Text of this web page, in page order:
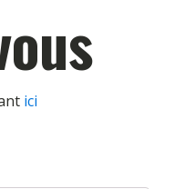
:Debout sur l’appareil, se
bas du corps de gauche à
ici